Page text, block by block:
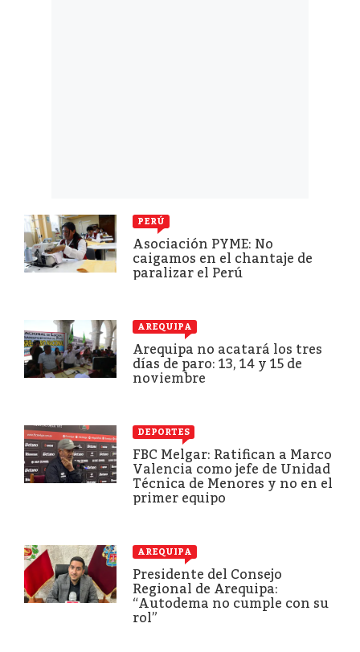
PERÚ
Asociación PYME: No
caigamos en el chantaje de
paralizar el Perú
AREQUIPA
Arequipa no acatará los tres
días de paro: 13, 14 y 15 de
noviembre
DEPORTES
FBC Melgar: Ratifican a Marco
Valencia como jefe de Unidad
Técnica de Menores y no en el
primer equipo
AREQUIPA
Presidente del Consejo
Regional de Arequipa:
“Autodema no cumple con su
rol”